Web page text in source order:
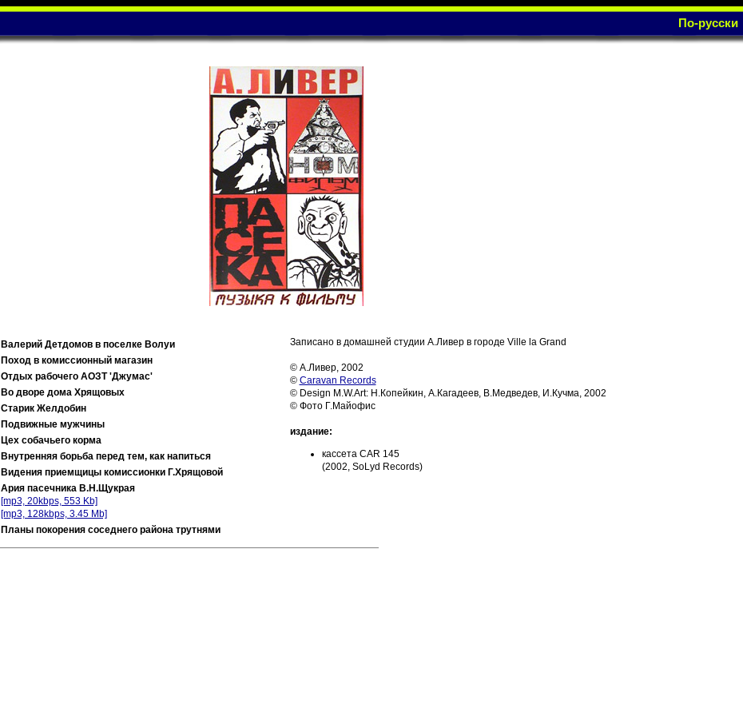
По-русски
Валерий Детдомов в поселке Волуи
Поход в комиссионный магазин
Отдых рабочего АОЗТ 'Джумас'
Во дворе дома Хрящовых
Старик Желдобин
Подвижные мужчины
Цех собачьего корма
Внутренняя борьба перед тем, как напиться
Видения приемщицы комиссионки Г.Хрящовой
Ария пасечника В.Н.Щукрая
[mp3, 20kbps, 553 Kb]
[mp3, 128kbps, 3.45 Mb]
Планы покорения соседнего района трутнями
Записано в домашней студии А.Ливер в городе Ville la Grand
© А.Ливер, 2002
© Caravan Records
© Design M.W.Art: Н.Копейкин, А.Кагадеев, В.Медведев, И.Кучма, 2002
© Фото Г.Майофис
издание:
кассета CAR 145
(2002, SoLyd Records)